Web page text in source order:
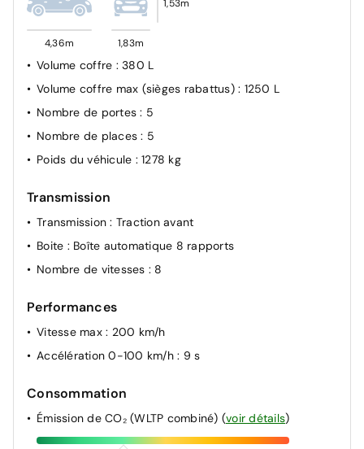
4,36m 1,83m
1,53m
Volume coffre : 380 L
Volume coffre max (sièges rabattus) : 1250 L
Nombre de portes: 5
Nombre de places: 5
Poids du véhicule : 1278 kg
Transmission
Transmission: Traction avant
Boite : Boîte automatique 8 rapports
Nombre de vitesses : 8
Performances
Vitesse max : 200 km/h
Accélération 0-100 km/h : 9 s
Consommation
Émission de CO₂ (WLTP combiné) (voir détails)